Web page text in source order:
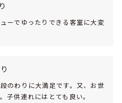
ーでゆったりできる客室に大変
のわりに大満足です。又、お世
子供連れにはとても良い。